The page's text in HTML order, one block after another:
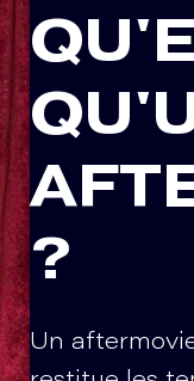
?
Un